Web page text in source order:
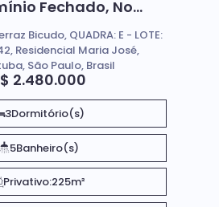
Fechado, No
SP.
2.480.000
Bicudo, QUADRA: E - LOTE:
Residencial Maria José,
São Paulo, Brasil
3Dormitório(s)
5Banheiro(s)
Privativo:225m²